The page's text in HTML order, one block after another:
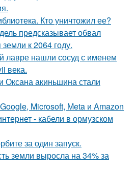
Кто уничтожил ее?
предсказывает обвал
к 2064 году.
лавре нашли сосуд с именем
века.
Оксана акиньшина стали
Microsoft, Meta и Amazon
- кабели в ормузском
за один запуск.
земли выросла на 34% за